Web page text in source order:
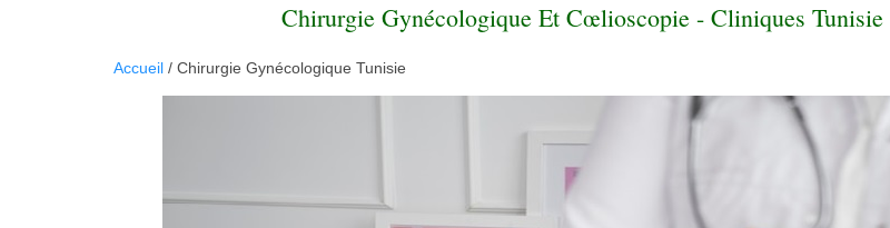
Chirurgie Gynécologique Et Cœlioscopie - Cliniques Tunisie
Accueil / Chirurgie Gynécologique Tunisie